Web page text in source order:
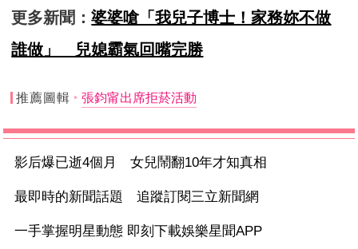
更多新聞：婆婆嗆「我兒子博士！家務妳不做
誰做」 兒媳霸氣回嘴完勝
推薦圖輯 張鈞甯出席拒菸活動
影后爆已逝4個月 女兒鬧翻10年才知真相
最即時的新聞話題 追蹤訂閱三立新聞網
一手掌握明星動態 即刻下載娛樂星聞APP